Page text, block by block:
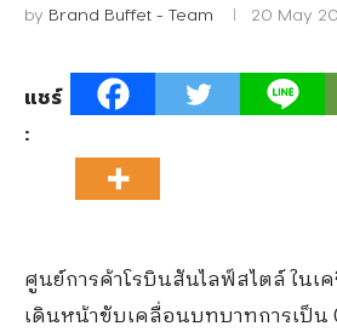
by Brand Buffet - Team 20 May
แชร์
:
ศูนย์การค้าโรบินสันไลฟ์สไตล์ ในเ
เดินหน้าขับเคลื่อนบทบาทการเป็น